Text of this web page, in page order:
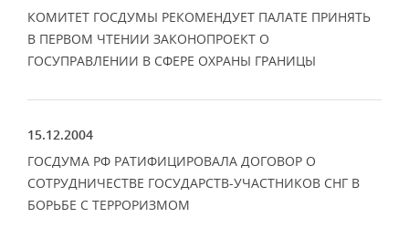
КОМИТЕТ ГОСДУМЫ РЕКОМЕНДУЕТ ПАЛАТЕ ПРИНЯТЬ
В ПЕРВОМ ЧТЕНИИ ЗАКОНОПРОЕКТ О
ГОСУПРАВЛЕНИИ В СФЕРЕ ОХРАНЫ ГРАНИЦЫ
15.12.2004
ГОСДУМА РФ РАТИФИЦИРОВАЛА ДОГОВОР О
СОТРУДНИЧЕСТВЕ ГОСУДАРСТВ-УЧАСТНИКОВ СНГ В
БОРЬБЕ С ТЕРРОРИЗМОМ